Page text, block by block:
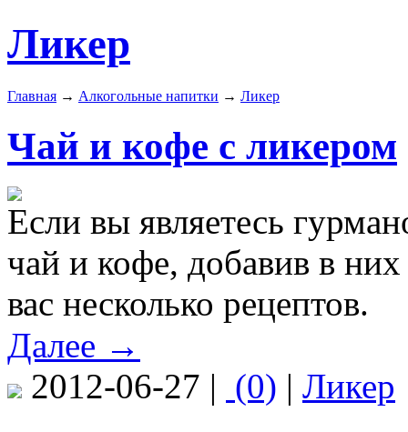
Ликер
Главная → Алкогольные напитки → Ликер
Чай и кофе с ликером
Если вы являетесь
чай и кофе, добавив в
вас несколько рецептов.
Далее →
2012-06-27 | (0) | Ликер